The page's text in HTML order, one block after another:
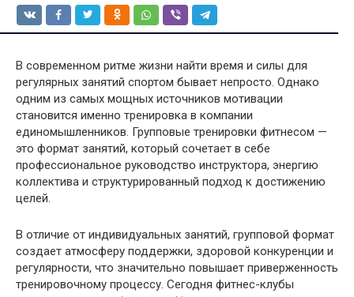
В современном ритме жизни найти время и силы для
регулярных занятий спортом бывает непросто. Однако
одним из самых мощных источников мотивации
становится именно тренировка в компании
единомышленников. Групповые тренировки фитнесом —
это формат занятий, который сочетает в себе
профессиональное руководство инструктора, энергию
коллектива и структурированный подход к достижению
целей.
В отличие от индивидуальных занятий, групповой формат
создает атмосферу поддержки, здоровой конкуренции и
регулярности, что значительно повышает приверженность
тренировочному процессу. Сегодня фитнес-клубы